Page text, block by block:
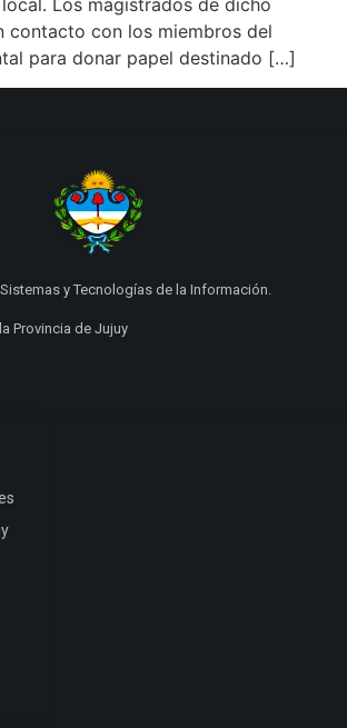
Los magistrados de dicho
contacto con los miembros del
para donar papel destinado […]
y Tecnologías de la Información.
Provincia de Jujuy